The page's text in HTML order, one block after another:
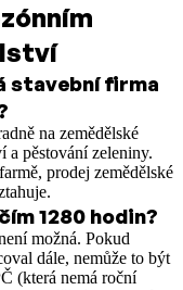
stavební firma
na zemědělské
a pěstování zeleniny.
prodej zemědělské
1280 hodin?
možná. Pokud
dále, nemůže to být
(která nemá roční